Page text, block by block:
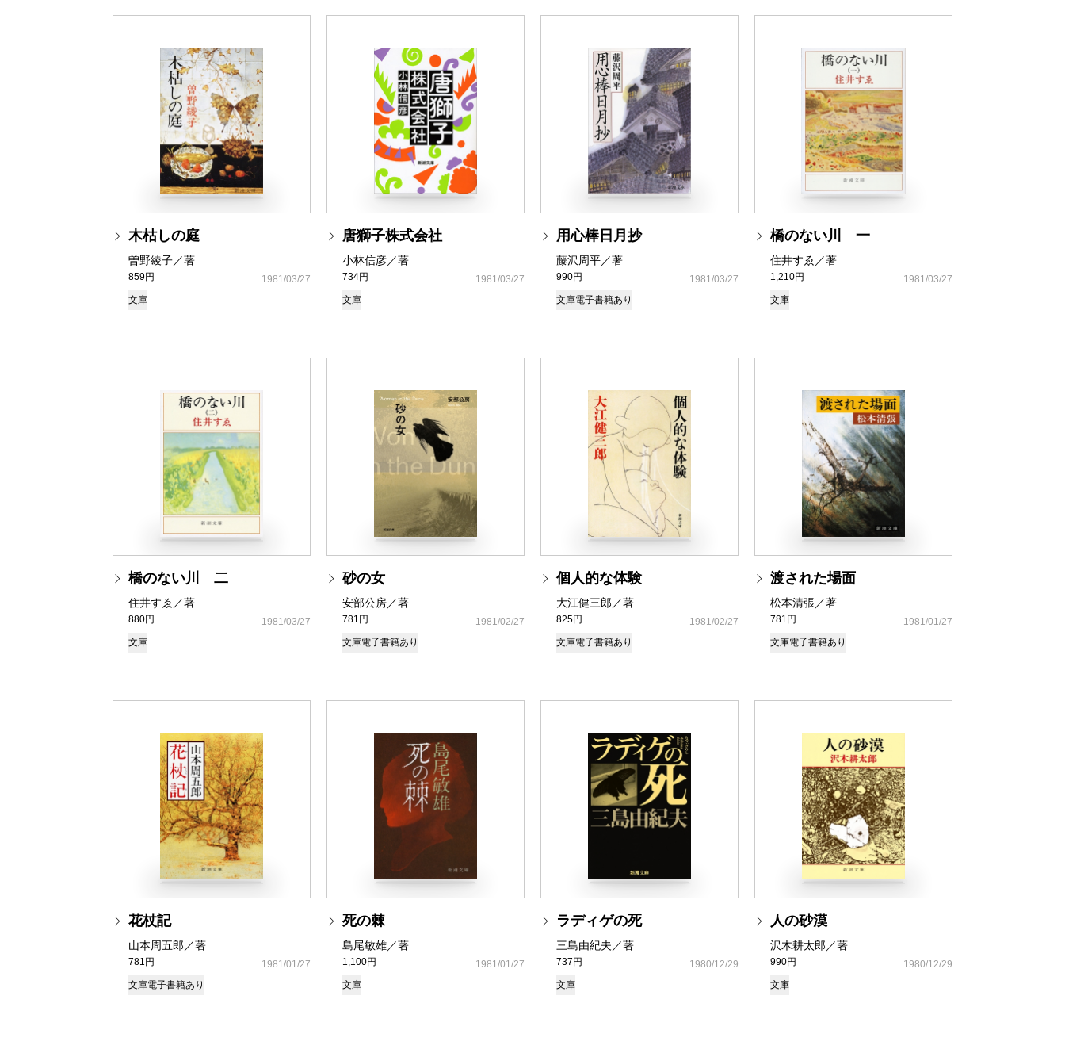
木枯しの庭
曽野綾子／著
859円
1981/03/27
文庫
唐獅子株式会社
小林信彦／著
734円
1981/03/27
文庫
用心棒日月抄
藤沢周平／著
990円
1981/03/27
文庫電子書籍あり
橋のない川 一
住井すゑ／著
1,210円
1981/03/27
文庫
橋のない川 二
住井すゑ／著
880円
1981/03/27
文庫
砂の女
安部公房／著
781円
1981/02/27
文庫電子書籍あり
個人的な体験
大江健三郎／著
825円
1981/02/27
文庫電子書籍あり
渡された場面
松本清張／著
781円
1981/01/27
文庫電子書籍あり
花杖記
山本周五郎／著
781円
1981/01/27
文庫電子書籍あり
死の棘
島尾敏雄／著
1,100円
1981/01/27
文庫
ラディゲの死
三島由紀夫／著
737円
1980/12/29
文庫
人の砂漠
沢木耕太郎／著
990円
1980/12/29
文庫